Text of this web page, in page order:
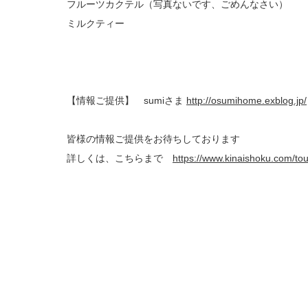
フルーツカクテル（写真ないです、ごめんなさい）
ミルクティー
【情報ご提供】 sumiさま http://osumihome.exblog.jp/
皆様の情報ご提供をお待ちしております
詳しくは、こちらまで https://www.kinaishoku.com/